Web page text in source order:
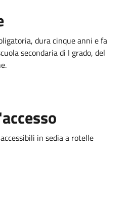
dura cinque anni e fa
secondaria di I grado, del
in sedia a rotelle